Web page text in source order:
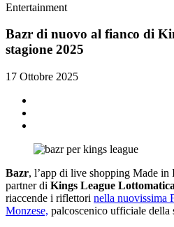
Entertainment
Bazr di nuovo al fianco di
stagione 2025
17 Ottobre 2025
Bazr, l’app di live shopping Made
partner di Kings League
riaccende i riflettori nella nuovissima
Monzese, palcoscenico ufficiale della